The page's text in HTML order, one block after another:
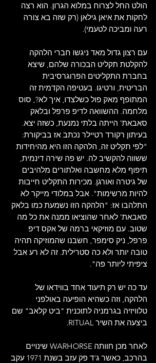
הולט החל לצרוח במלוא הגרון. הוא רצה
לחקות את איאן גילאן (רק שזה בא צורה
רעה ומביכה לטעמי).
עם רצון גדול מאד ניגשו חברי הלהקה
להקלטת תקליט הבכורה שלהם, שיצא
בחברת התקליטים הפרוגרסיבית
הבריטית, ורטיגו. בעטיפה הקדמית זה
המתופף מאק פול כשלצדו, איך לא?, סוס
מלחמה. ההשוואה לדיפ פרפל ובלאק
סאבאת' הייתה בלתי נמנעת, כשזה יצא.
בעיתון רקורד רטיילר נכתב אז בביקורת:
"לפי תקליט זה, הלהקה הזו היא מהיחידות
ששווה להקשיב לה. יש פה שירה דינמית,
תיפוף מלא מחשבה ואלתורים מלהיבים
של גיטרה ואורגן. מכירות התקליט חייבות
להיות מרשימות". אבל במלודי מייקר לא
התלהבו אז: "הלהקה הזו נשמעת כמו בלאק
סאבאת' לאחר שהוציאו ממנה את כל מה
שטוב. עם מוזיקאי ברמה של אקס דיפ
פרפל, ניק סימפר, חשבנו שהמוזיקה תהיה
טובה יותר ולא כה סטרילית. זה לא רע אבל
ציפיתי ליותר פה".
עד כה יש רק תיעוד אחד בווידאו של
הלהקה, וזה כשהיא הופיעה באולפני
טלוויזיה בגרמניה לתוכנית "ביט קלאב" שם
ביצעה את השיר RITUAL.
לאחר מכן חוותה WARHORSE שינויים
בהרכב, כאשר ג'ד פק עזב בשנת 1971 עקב